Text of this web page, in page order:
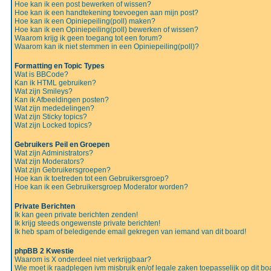
Hoe kan ik een post bewerken of wissen?
Hoe kan ik een handtekening toevoegen aan mijn post?
Hoe kan ik een Opiniepeiling(poll) maken?
Hoe kan ik een Opiniepeiling(poll) bewerken of wissen?
Waarom krijg ik geen toegang tot een forum?
Waarom kan ik niet stemmen in een Opiniepeiling(poll)?
Formatting en Topic Types
Wat is BBCode?
Kan ik HTML gebruiken?
Wat zijn Smileys?
Kan ik Afbeeldingen posten?
Wat zijn mededelingen?
Wat zijn Sticky topics?
Wat zijn Locked topics?
Gebruikers Peil en Groepen
Wat zijn Administrators?
Wat zijn Moderators?
Wat zijn Gebruikersgroepen?
Hoe kan ik toetreden tot een Gebruikersgroep?
Hoe kan ik een Gebruikersgroep Moderator worden?
Private Berichten
Ik kan geen private berichten zenden!
Ik krijg steeds ongewenste private berichten!
Ik heb spam of beledigende email gekregen van iemand van dit board!
phpBB 2 Kwestie
Waarom is X onderdeel niet verkrijgbaar?
Wie moet ik raadplegen ivm misbruik en/of legale zaken toepasselijk op dit